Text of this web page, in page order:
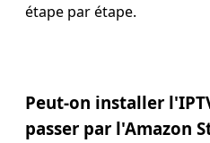
étape par étape.
Peut-on installer
passer par l'Amazon